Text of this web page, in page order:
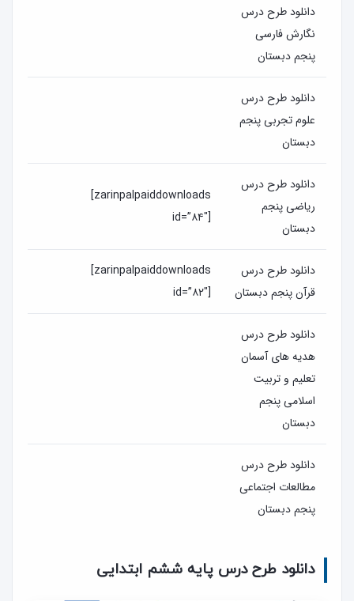
دانلود طرح درس
نگارش فارسی
پنجم دبستان
دانلود طرح درس
علوم تجربی پنجم
دبستان
دانلود طرح درس
ریاضی پنجم
دبستان
[zarinpalpaiddownloads
id=”۸۴″]
دانلود طرح درس
قرآن پنجم دبستان
[zarinpalpaiddownloads
id=”۸۲″]
دانلود طرح درس
هدیه های آسمان
تعلیم و تربیت
اسلامی پنجم
دبستان
دانلود طرح درس
مطالعات اجتماعی
پنجم دبستان
دانلود طرح درس پایه ششم ابتدایی